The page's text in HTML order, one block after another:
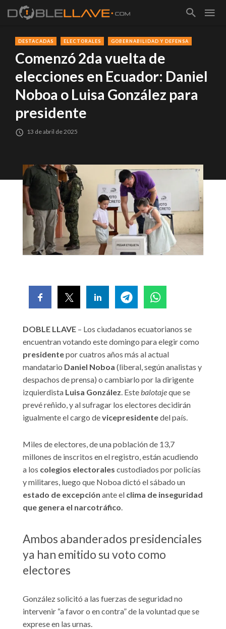
DESTACADAS ELECTORALES GOBERNABILIDAD Y DEFENSA
Comenzó 2da vuelta de
elecciones en Ecuador: Daniel
Noboa o Luisa González para
presidente
13 de abril de 2025
DOBLE LLAVE – Los ciudadanos ecuatorianos se
encuentran votando este domingo para elegir como
presidentepor cuatros años más al actual
mandatario Daniel Noboa (liberal, según analistas y
despachos de prensa) o cambiarlo por la dirigente
izquierdista Luisa González. Estebalotajeque se
prevé reñido, y al sufragar los electores decidirán
igualmente el cargo devicepresidentedel país.
Miles de electores, de una población de 13,7
millones de inscritos en el registro, están acudiendo
a los colegios electorales custodiados por policías
y militares, luego que Noboa dictó el sábado un
estado de excepción ante el clima de inseguridad
que genera el narcotráfico.
Ambos abanderados presidenciales
ya han emitido su voto como
electores
González solicitó a las fuerzas de seguridad no
intervenir “a favor o en contra” de la voluntad que se
exprese en las urnas.